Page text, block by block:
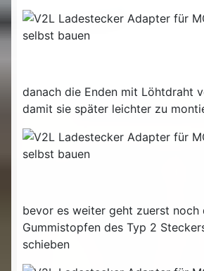
danach die Enden mit Löhtdraht
damit sie später leichter zu
bevor es weiter geht zuerst noch
Gummistopfen des Typ 2
schieben